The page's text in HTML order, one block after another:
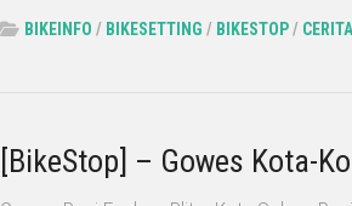
BIKEINFO / BIKESETTING / BIKESTOP/
[BikeStop] – Gowes Kota-